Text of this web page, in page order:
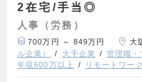
2在宅/手当◎
人事（労務）
700万円 ～ 849万円 大
ル企業）
大手企業 管理職・
年収600万以上
リモートワー